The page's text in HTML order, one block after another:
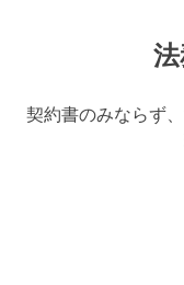
契約書のみならず